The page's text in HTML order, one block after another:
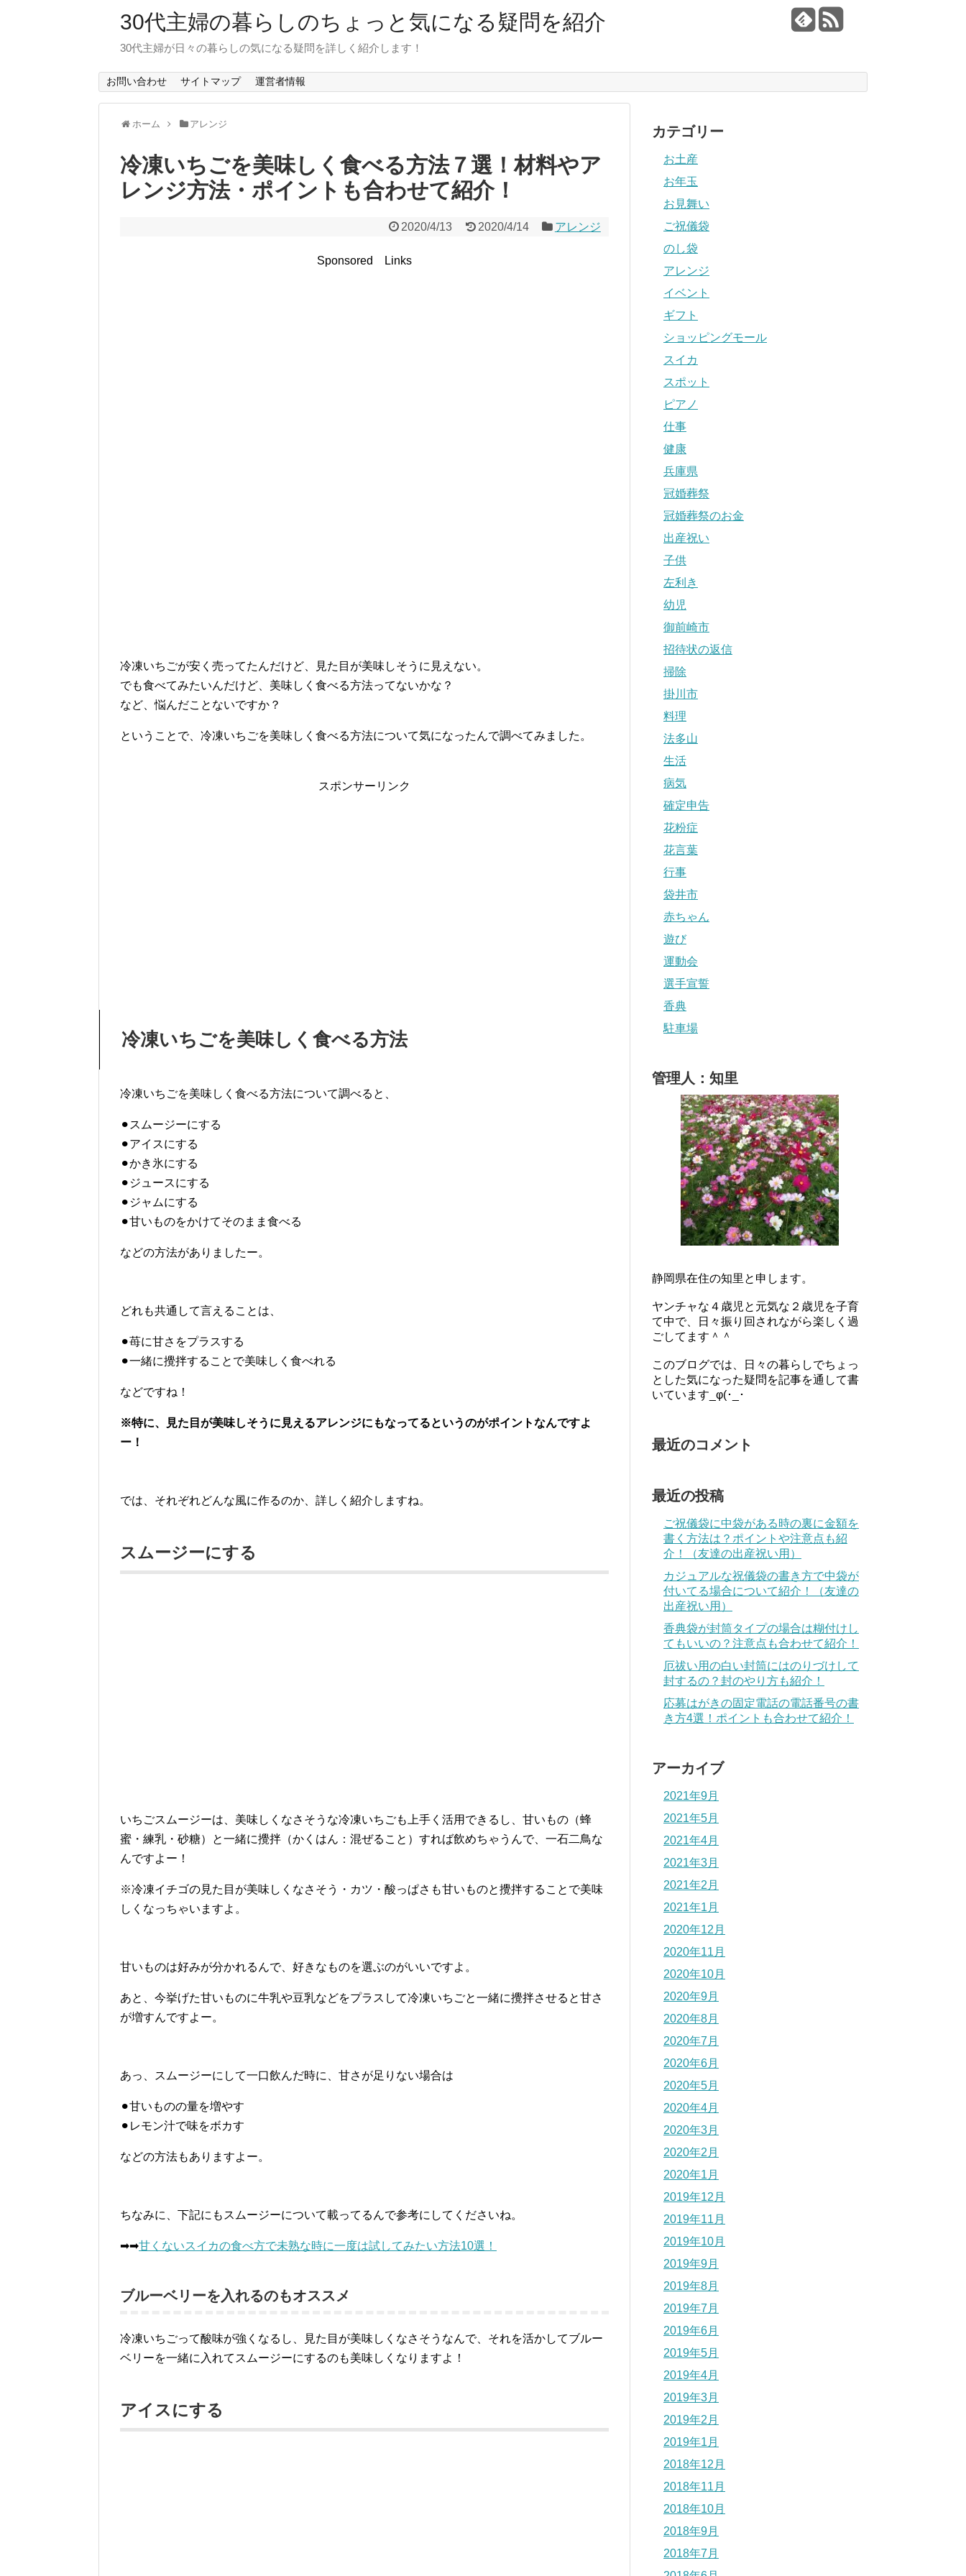
30代主婦の暮らしのちょっと気になる疑問を紹介
30代主婦が日々の暮らしの気になる疑問を詳しく紹介します！
お問い合わせ サイトマップ 運営者情報
ホーム アレンジ
冷凍いちごを美味しく食べる方法７選！材料やア
レンジ方法・ポイントも合わせて紹介！
2020/4/13 2020/4/14 アレンジ
Sponsored Links
冷凍いちごが安く売ってたんだけど、見た目が美味しそうに見えない。
でも食べてみたいんだけど、美味しく食べる方法ってないかな？
など、悩んだことないですか？
ということで、冷凍いちごを美味しく食べる方法について気になったんで調べてみました。
スポンサーリンク
冷凍いちごを美味しく食べる方法
冷凍いちごを美味しく食べる方法について調べると、
⚫︎スムージーにする
⚫︎アイスにする
⚫︎かき氷にする
⚫︎ジュースにする
⚫︎ジャムにする
⚫︎甘いものをかけてそのまま食べる
などの方法がありましたー。
どれも共通して言えることは、
⚫︎苺に甘さをプラスする
⚫︎一緒に攪拌することで美味しく食べれる
などですね！
※特に、見た目が美味しそうに見えるアレンジにもなってるというのがポイントなんですよ
ー！
では、それぞれどんな風に作るのか、詳しく紹介しますね。
スムージーにする
いちごスムージーは、美味しくなさそうな冷凍いちごも上手く活用できるし、甘いもの（蜂
蜜・練乳・砂糖）と一緒に攪拌（かくはん：混ぜること）すれば飲めちゃうんで、一石二鳥な
んですよー！
※冷凍イチゴの見た目が美味しくなさそう・カツ・酸っぱさも甘いものと攪拌することで美味
しくなっちゃいますよ。
甘いものは好みが分かれるんで、好きなものを選ぶのがいいですよ。
あと、今挙げた甘いものに牛乳や豆乳などをプラスして冷凍いちごと一緒に攪拌させると甘さ
が増すんですよー。
あっ、スムージーにして一口飲んだ時に、甘さが足りない場合は
⚫︎甘いものの量を増やす
⚫︎レモン汁で味をボカす
などの方法もありますよー。
ちなみに、下記にもスムージーについて載ってるんで参考にしてくださいね。
➡︎➡︎甘くないスイカの食べ方で未熟な時に一度は試してみたい方法10選！
ブルーベリーを入れるのもオススメ
冷凍いちごって酸味が強くなるし、見た目が美味しくなさそうなんで、それを活かしてブルー
ベリーを一緒に入れてスムージーにするのも美味しくなりますよ！
アイスにする
カテゴリー
お土産
お年玉
お見舞い
ご祝儀袋
のし袋
アレンジ
イベント
ギフト
ショッピングモール
スイカ
スポット
ピアノ
仕事
健康
兵庫県
冠婚葬祭
冠婚葬祭のお金
出産祝い
子供
左利き
幼児
御前崎市
招待状の返信
掃除
掛川市
料理
法多山
生活
病気
確定申告
花粉症
花言葉
行事
袋井市
赤ちゃん
遊び
運動会
選手宣誓
香典
駐車場
管理人：知里
静岡県在住の知里と申します。
ヤンチャな４歳児と元気な２歳児を子育
て中で、日々振り回されながら楽しく過
ごしてます＾＾
このブログでは、日々の暮らしでちょっ
とした気になった疑問を記事を通して書
いています_φ(･_･
最近のコメント
最近の投稿
ご祝儀袋に中袋がある時の裏に金額を
書く方法は？ポイントや注意点も紹
介！（友達の出産祝い用）
カジュアルな祝儀袋の書き方で中袋が
付いてる場合について紹介！（友達の
出産祝い用）
香典袋が封筒タイプの場合は糊付けし
てもいいの？注意点も合わせて紹介！
厄祓い用の白い封筒にはのりづけして
封するの？封のやり方も紹介！
応募はがきの固定電話の電話番号の書
き方4選！ポイントも合わせて紹介！
アーカイブ
2021年9月
2021年5月
2021年4月
2021年3月
2021年2月
2021年1月
2020年12月
2020年11月
2020年10月
2020年9月
2020年8月
2020年7月
2020年6月
2020年5月
2020年4月
2020年3月
2020年2月
2020年1月
2019年12月
2019年11月
2019年10月
2019年9月
2019年8月
2019年7月
2019年6月
2019年5月
2019年4月
2019年3月
2019年2月
2019年1月
2018年12月
2018年11月
2018年10月
2018年9月
2018年7月